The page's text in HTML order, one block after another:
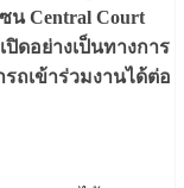
Central Court
ดอย่างเป็นทางการ
ถเข้าร่วมงานได้ต่อ